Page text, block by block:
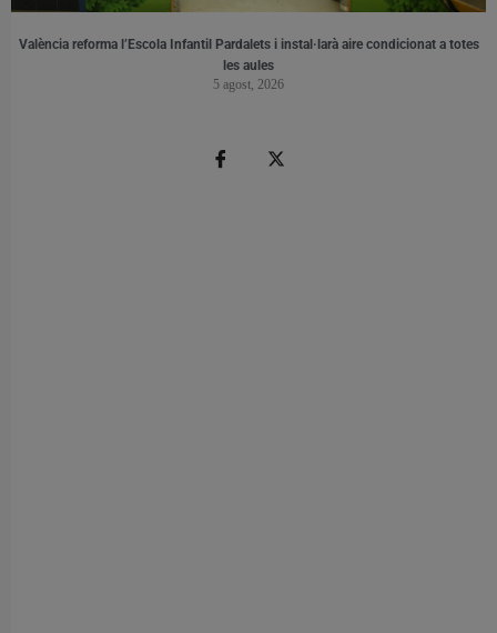
València reforma l’Escola Infantil Pardalets i instal·larà aire condicionat a totes
les aules
5 agost, 2026